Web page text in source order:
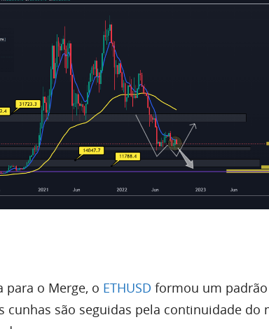
para o Merge, o ETHUSD formou um
cunhas são seguidas pela continuidade do